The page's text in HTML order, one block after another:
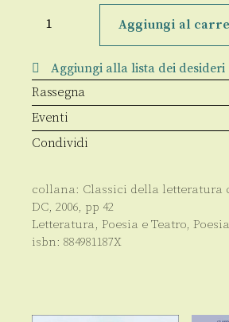
Buondelmonte
quantità
Aggiungi al
Aggiungi alla lista dei desideri
Rassegna
Eventi
Condividi
collana: Classici della letteratura
DC, 2006, pp 42
Letteratura, Poesia e Teatro, Poesia
isbn: 884981187X